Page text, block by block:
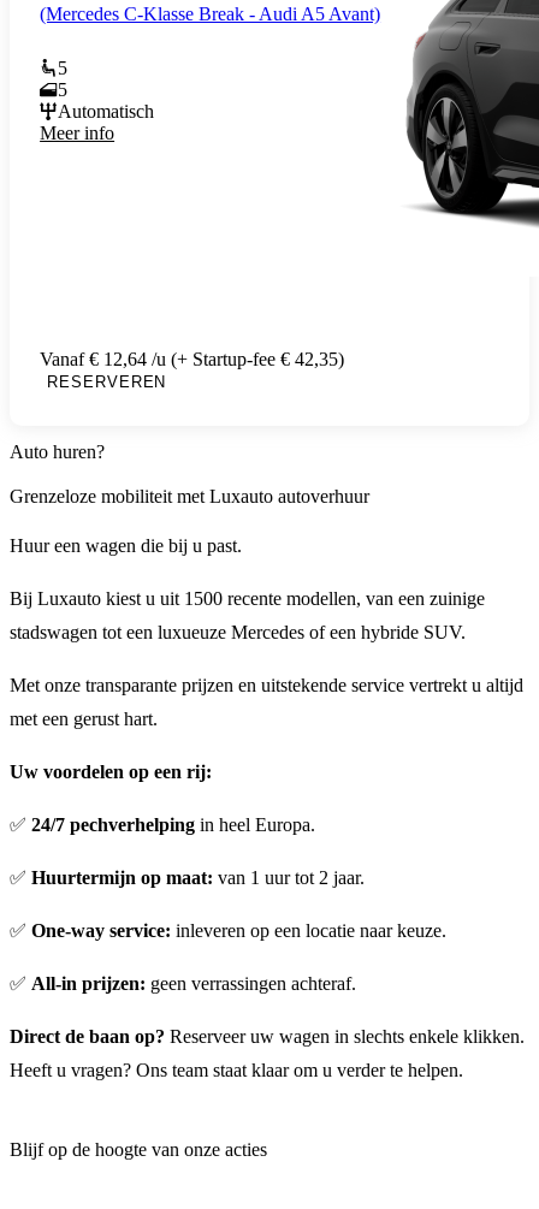
(Mercedes C-Klasse Break - Audi A5 Avant)
5
5
Automatisch
Meer info
Vanaf € 12,64 /u (+ Startup-fee € 42,35)
RESERVEREN
Auto huren?
Grenzeloze mobiliteit met Luxauto autoverhuur
Huur een wagen die bij u past.
Bij Luxauto kiest u uit 1500 recente modellen, van een zuinige
stadswagen tot een luxueuze Mercedes of een hybride SUV.
Met onze transparante prijzen en uitstekende service vertrekt u altijd
met een gerust hart.
Uw voordelen op een rij:
✅ 24/7 pechverhelping in heel Europa.
✅ Huurtermijn op maat: van 1 uur tot 2 jaar.
✅ One-way service: inleveren op een locatie naar keuze.
✅ All-in prijzen: geen verrassingen achteraf.
Direct de baan op? Reserveer uw wagen in slechts enkele klikken.
Heeft u vragen? Ons team staat klaar om u verder te helpen.
Blijf op de hoogte van onze acties